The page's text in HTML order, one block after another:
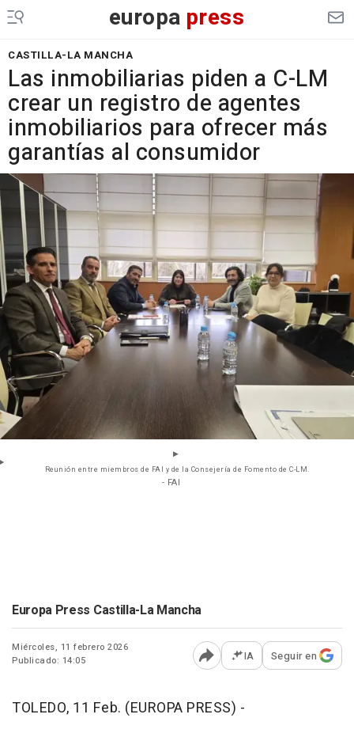
europa press
CASTILLA-LA MANCHA
Las inmobiliarias piden a C-LM
crear un registro de agentes
inmobiliarios para ofrecer más
garantías al consumidor
Reunión entre miembros de FAI y de la Consejería de Fomento de C-LM.
- FAI
Europa Press Castilla-La Mancha
Miércoles, 11 febrero 2026
Publicado: 14:05
Abrir opciones para
IA Seguir en
TOLEDO, 11 Feb. (EUROPA PRESS) -